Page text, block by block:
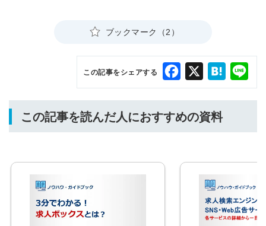
ブックマーク（2）
この記事をシェアする Facebook Hatena
この記事を読んだ人におすすめの資料